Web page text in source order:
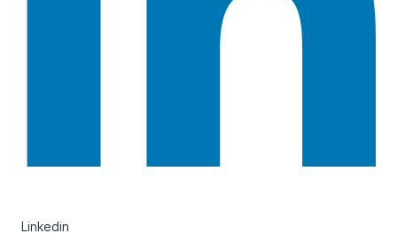
Linkedin